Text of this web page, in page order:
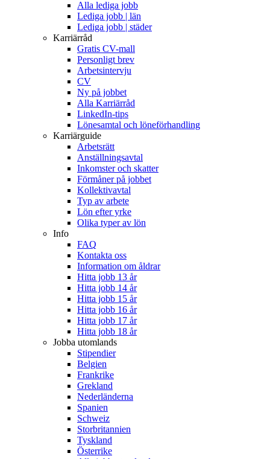
Alla lediga jobb
Lediga jobb | län
Lediga jobb | städer
Karriärråd
Gratis CV-mall
Personligt brev
Arbetsintervju
CV
Ny på jobbet
Alla Karriärråd
LinkedIn-tips
Lönesamtal och löneförhandling
Karriärguide
Arbetsrätt
Anställningsavtal
Inkomster och skatter
Förmåner på jobbet
Kollektivavtal
Typ av arbete
Lön efter yrke
Olika typer av lön
Info
FAQ
Kontakta oss
Information om åldrar
Hitta jobb 13 år
Hitta jobb 14 år
Hitta jobb 15 år
Hitta jobb 16 år
Hitta jobb 17 år
Hitta jobb 18 år
Jobba utomlands
Stipendier
Belgien
Frankrike
Grekland
Nederländerna
Spanien
Schweiz
Storbritannien
Tyskland
Österrike